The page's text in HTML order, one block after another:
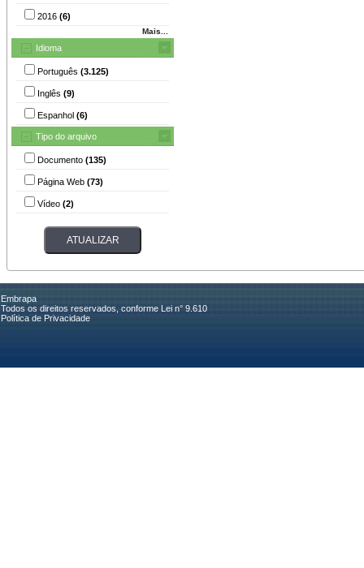
2016 (6)
Mais...
Idioma
Português (3.125)
Inglês (9)
Espanhol (6)
Tipo do arquivo
Documento (135)
Página Web (73)
Vídeo (2)
Embrapa
Todos os direitos reservados, conforme Lei n° 9.610
Política de Privacidade